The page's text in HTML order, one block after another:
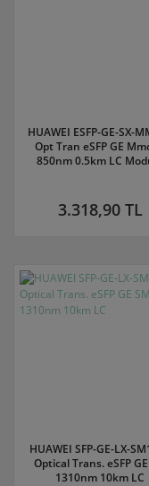
HUAWEI ESFP-GE-SX-
Opt Tran eSFP GE
850nm 0.5km LC
3.318,90 TL
HUAWEI SFP-GE-LX-
Optical Trans. eSFP
1310nm 10km LC